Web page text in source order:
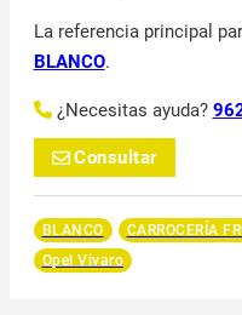
La referencia principal
BLANCO.
¿Necesitas ayuda?
Consultar
BLANCO CARROCERÍA
Opel Vivaro